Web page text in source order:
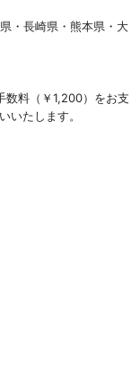
・長崎県・熊本県・大
数料（￥1,200）をお支
いたします。